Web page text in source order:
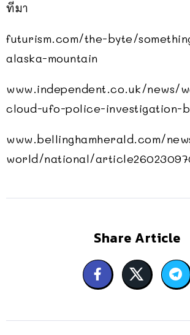
ที่มา
futurism.com/the-byte/
alaska-mountain
www.independent.co.uk/news/
cloud-ufo-police-investigation-
www.bellinghamherald.com/
world/national/
Share Article